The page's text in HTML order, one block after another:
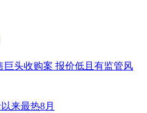
巨头收购案 报价低且有监管风
来最热8月